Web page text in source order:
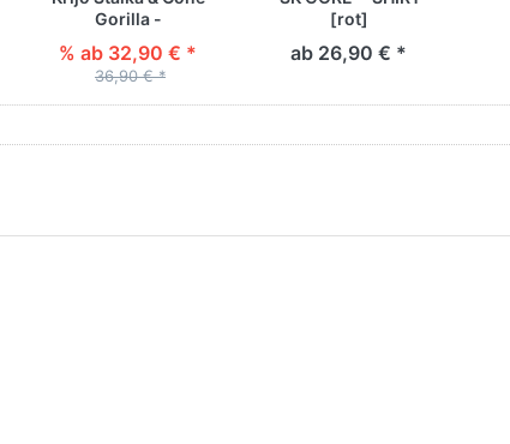
Gorilla -
| BUNDLE
% ab 32,90 € *
36,90 € *
[rot]
ab 26,90 € *